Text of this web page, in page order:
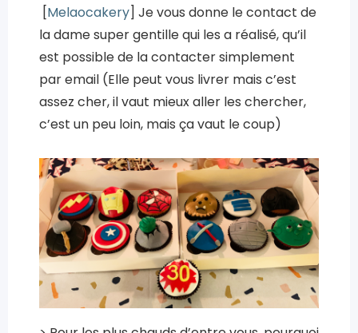
[Melaocakery] Je vous donne le contact de
la dame super gentille qui les a réalisé, qu’il
est possible de la contacter simplement
par email (Elle peut vous livrer mais c’est
assez cher, il vaut mieux aller les chercher,
c’est un peu loin, mais ça vaut le coup)